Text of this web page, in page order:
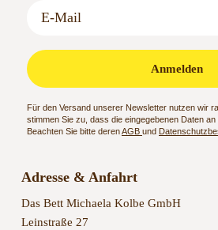
Anmelden
Für den Versand unserer Newsletter nutzen wir
stimmen Sie zu, dass die eingegebenen Daten an
Beachten Sie bitte derenAGB und
Adresse & Anfahrt
Das Bett Michaela Kolbe GmbH
Leinstraße 27